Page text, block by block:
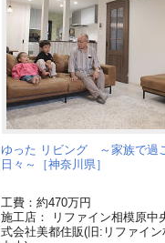
ゆった リビング ～家族で過
日々～［神奈川県］
工費：約470万円
施工店： リファイン相模原
式会社美都住販(旧:リファイン